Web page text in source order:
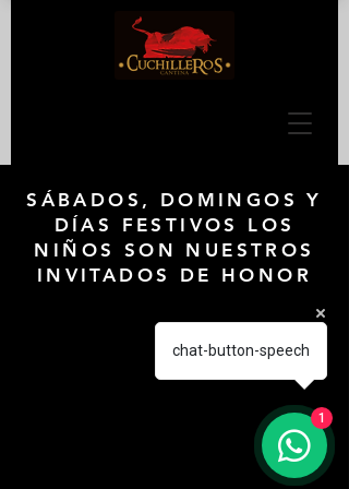
SÁBADOS, DOMINGOS Y
DÍAS FESTIVOS LOS
NIÑOS SON NUESTROS
INVITADOS DE HONOR
chat-button-speech
1